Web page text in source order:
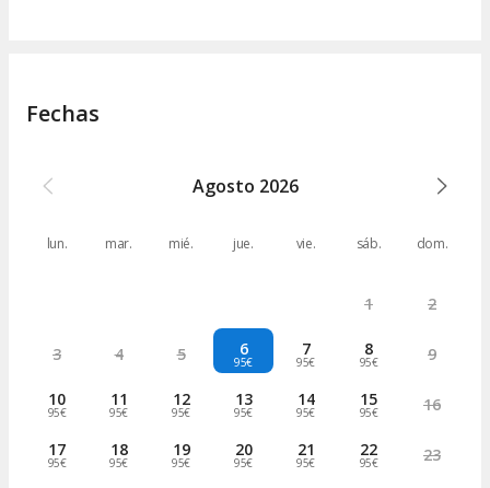
Fechas
Agosto 2026
lun. mar. mié. jue. vie. sáb. dom.
1 2
3 4 5 6
95€
7
95€
8
95€ 9
10
95€
11
95€
12
95€
13
95€
14
95€
15
95€ 16
17
95€
18
95€
19
95€
20
95€
21
95€
22
95€ 23